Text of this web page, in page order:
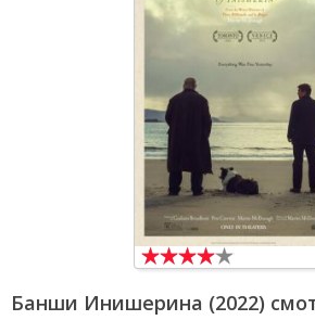
Банши Инишерина (2022)